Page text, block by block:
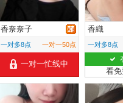
香奈奈子
一对多8点 一对一50点
一对一忙线中
香織
一对多8点
看